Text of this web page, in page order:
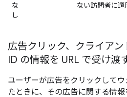
な
し
ない訪問者に適
広告クリック、クライア
ID の情報を URL で受け渡
ユーザーが広告をクリックして
たときに、その広告に関する情